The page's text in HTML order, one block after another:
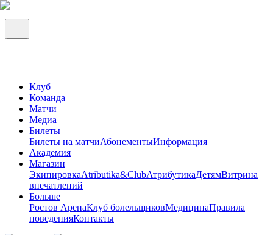
Клуб
Команда
Матчи
Медиа
Билеты
Билеты на матчиАбонементыИнформация
Академия
Магазин
ЭкипировкаAtributika&ClubАтрибутикаДетямВитрина
впечатлений
Больше
Ростов АренаКлуб болельщиковМедицинаПравила
поведенияКонтакты